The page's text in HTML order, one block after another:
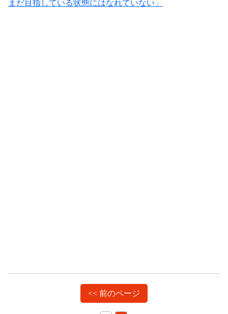
まだ目指している状態にはなれていない」
<< 前のページ